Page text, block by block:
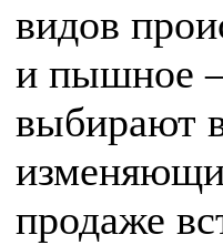
видов
и пышное
выбирают
продаже